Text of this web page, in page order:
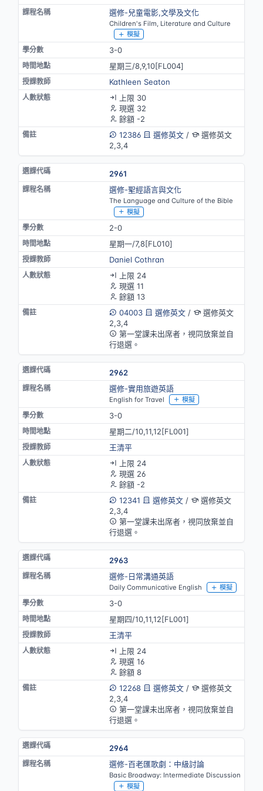
選修-兒童電影,文學及文化
Children's Film, Literature and Culture
模擬
3-0
星期三/8,9,10[FL004]
Kathleen Seaton
上限 30
現選 32
餘額 -2
12386
選修英文/
選修英文
2,3,4
2961
選修-聖經語言與文化
The Language and Culture of the Bible
模擬
2-0
星期一/7,8[FL010]
Daniel Cothran
上限 24
現選 11
餘額 13
04003
選修英文/
選修英文
2,3,4
第一堂課未出席者，視同放棄並自
行退選。
2962
選修-實用旅遊英語
English for Travel 模擬
3-0
星期二/10,11,12[FL001]
王清平
上限 24
現選 26
餘額 -2
12341
選修英文/
選修英文
2,3,4
第一堂課未出席者，視同放棄並自
行退選。
2963
選修-日常溝通英語
Daily Communicative English 模擬
3-0
星期四/10,11,12[FL001]
王清平
上限 24
現選 16
餘額 8
12268
選修英文/
選修英文
2,3,4
第一堂課未出席者，視同放棄並自
行退選。
2964
選修-百老匯歌劇：中級討論
Basic Broadway: Intermediate Discussion
模擬